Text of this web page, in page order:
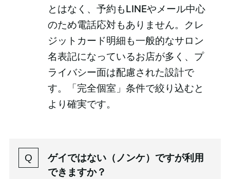
とはなく、予約もLINEやメール中心
のため電話応対もありません。クレ
ジットカード明細も一般的なサロン
名表記になっているお店が多く、プ
ライバシー面は配慮された設計で
す。「完全個室」条件で絞り込むと
より確実です。
ゲイではない（ノンケ）ですが利用
できますか？